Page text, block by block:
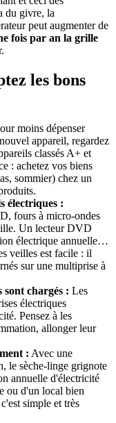
du givre, la
peut augmenter de
fois par an la grille
les bons
moins dépenser
appareil, regardez
classés A+ et
: achetez vos biens
sommier) chez un
électriques :
fours à micro-ondes
Un lecteur DVD
électrique annuelle…
veilles est facile : il
sur une multiprise à
sont chargés : Les
électriques
Pensez à les
allonger leur
: Avec une
le sèche-linge grignote
annuelle d'électricité
ou d'un local bien
simple et très